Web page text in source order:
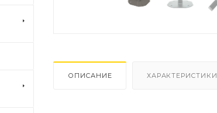
ОПИСАНИЕ ХАРАКТЕРИСТИКИ